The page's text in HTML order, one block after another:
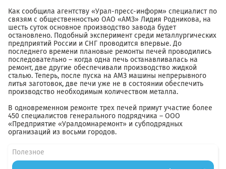
Как сообщила агентству «Урал-пресс-информ» специалист по
связям с общественностью ОАО «АМЗ» Лидия Родникова, на
шесть суток основное производство завода будет
остановлено. Подобный эксперимент среди металлургических
предприятий России и СНГ проводится впервые. До
последнего времени плановые ремонты печей проводились
последовательно – когда одна печь останавливалась на
ремонт, две другие обеспечивали производство жидкой
сталью. Теперь, после пуска на АМЗ машины непрерывного
литья заготовок, две печи уже не в состоянии обеспечить
производство необходимым количеством металла.
В одновременном ремонте трех печей примут участие более
450 специалистов генерального подрядчика – ООО
«Предприятие «Уралдомнаремонт» и субподрядных
организаций из восьми городов.
Полезное